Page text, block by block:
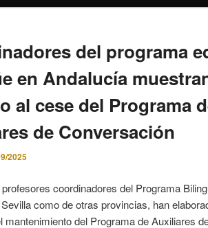
del programa
en Andalucía
al cese del Programa
de Conversación
2025
coordinadores del Programa
como de otras provincias, han
mantenimiento del Programa de Auxiliares